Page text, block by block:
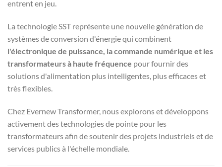
entrent en jeu.
La technologie SST représente une nouvelle génération de
systèmes de conversion d'énergie qui combinent
l'électronique de puissance, la commande numérique et les
transformateurs à haute fréquence pour fournir des
solutions d'alimentation plus intelligentes, plus efficaces et
très flexibles.
Chez Evernew Transformer, nous explorons et développons
activement des technologies de pointe pour les
transformateurs afin de soutenir des projets industriels et de
services publics à l'échelle mondiale.